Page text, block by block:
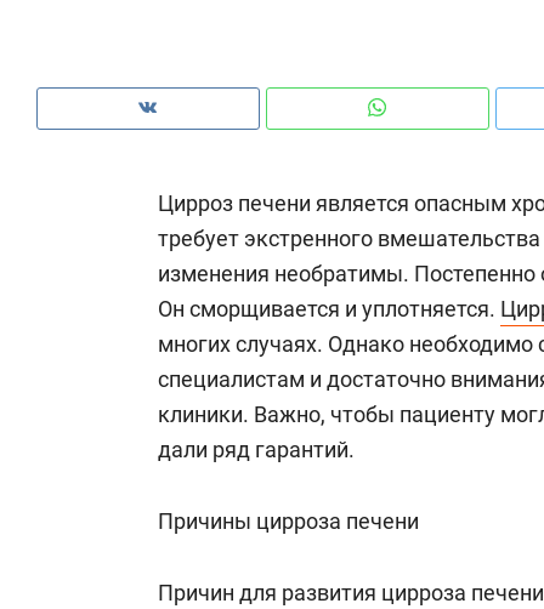
Цирроз печени является опасным
требует экстренного
изменения необратимы.
Он сморщивается и уплотняется.
многих случаях. Однако необходимо
специалистам и достаточно
клиники. Важно, чтобы пациенту
дали ряд гарантий.
Причины цирроза печени
Причин для развития цирроза
Рекомендуем
комфорта под Казанью